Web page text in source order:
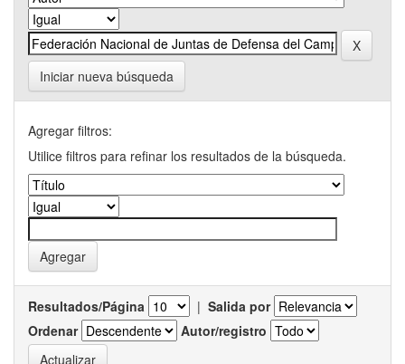
Iniciar nueva búsqueda
Agregar filtros:
Utilice filtros para refinar los resultados de la búsqueda.
Resultados/Página | Salida por
Ordenar
Autor/registro